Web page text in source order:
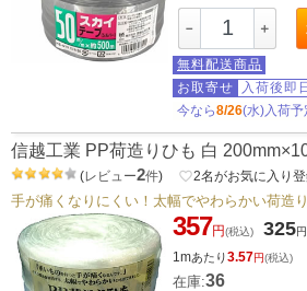
－ ＋
無料配送商品
お取寄せ
入荷後即
今なら8/26(水)入荷予
信越工業 PP荷造りひも 白
(レビュー2件) favorite_border2名がお気に入り
手が痛くなりにくい！太幅でやわらかい荷造
357円(税込) 325円
1mあたり3.57円(税込)
在庫:36